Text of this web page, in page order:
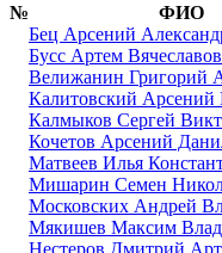
№
ФИО
Бец Арсений
Бусс Артем
Велижанин Григорий
Калитовский
Калмыков Сергей
Кочетов Арсений
Матвеев Илья
Мишарин Семен
Московских Андрей
Мякишев Максим
Нестеров Дмитрий